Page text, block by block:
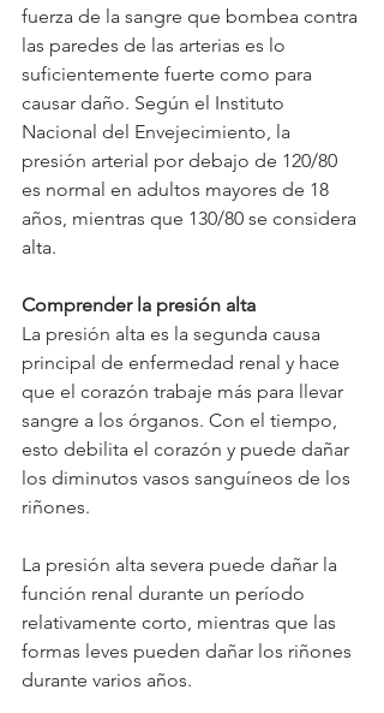
fuerza de la sangre que bombea contra
las paredes de las arterias es lo
suficientemente fuerte como para
causar daño. Según el Instituto
Nacional del Envejecimiento, la
presión arterial por debajo de 120/80
es normal en adultos mayores de 18
años, mientras que 130/80 se considera
alta.
Comprender la presión alta
La presión alta es la segunda causa
principal de enfermedad renal y hace
que el corazón trabaje más para llevar
sangre a los órganos. Con el tiempo,
esto debilita el corazón y puede dañar
los diminutos vasos sanguíneos de los
riñones.
La presión alta severa puede dañar la
función renal durante un período
relativamente corto, mientras que las
formas leves pueden dañar los riñones
durante varios años.